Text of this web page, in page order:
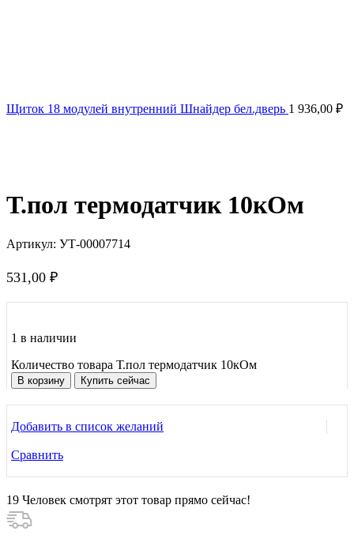
Щиток 18 модулей внутренний Шнайдер бел.дверь 1 936,00 ₽
Т.пол термодатчик 10кОм
Артикул: УТ-00007714
531,00 ₽
1 в наличии
Количество товара Т.пол термодатчик 10кОм
В корзину Купить сейчас
Добавить в список желаний
Сравнить
19 Человек смотрят этот товар прямо сейчас!